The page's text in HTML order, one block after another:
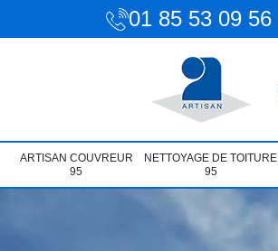
01 85 53 09 56
ARTISAN COUVREUR
95
NETTOYAGE DE TOITURE
95